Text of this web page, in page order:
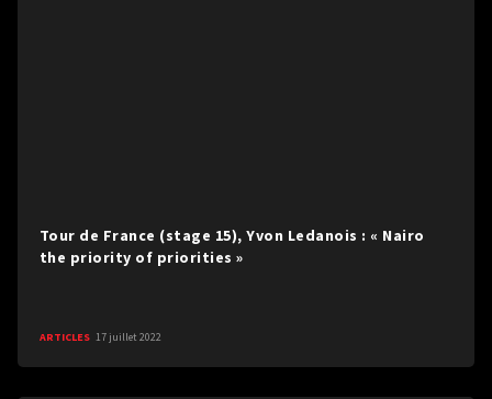
Tour de France (stage 15), Yvon Ledanois : « Nairo
the priority of priorities »
ARTICLES 17 juillet 2022